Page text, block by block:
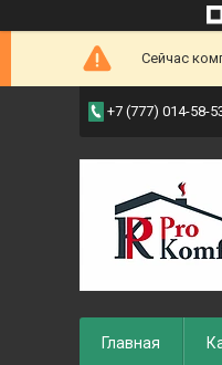
Сейчас
+7 (777) 014-58-
Главная